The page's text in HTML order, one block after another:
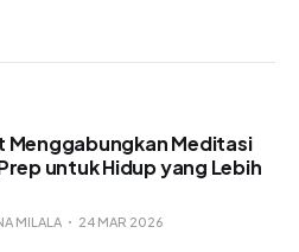
Menggabungkan Meditasi
untuk Hidup yang Lebih
MILALA 24 MAR 2026